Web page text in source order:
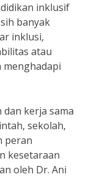
inklusif
banyak
inklusi,
atau
kerja sama
sekolah,
peran
kesetaraan
oleh Dr. Ani